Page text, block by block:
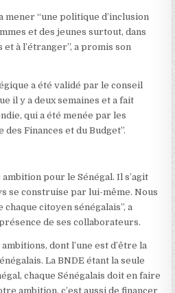
mener “une politique d’inclusion
et des jeunes surtout, dans
à l’étranger”, a promis son
a été validé par le conseil
il y a deux semaines et a fait
qui a été menée par les
Finances et du Budget”.
pour le Sénégal. Il s’agit
se construise par lui-même. Nous
citoyen sénégalais”, a
de ses collaborateurs.
dont l’une est d’être la
La BNDE étant la seule
chaque Sénégalais doit en faire
ambition, c’est aussi de financer